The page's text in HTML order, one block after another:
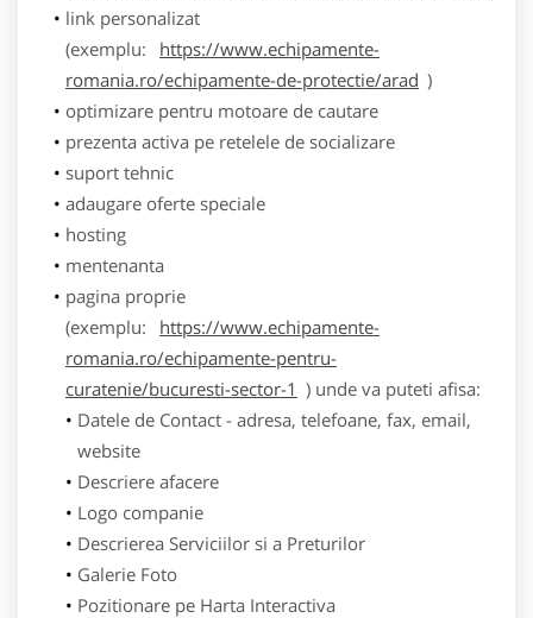
link personalizat
(exemplu:
https://www.echipamente-
romania.ro/echipamente-de-protectie/arad )
optimizare pentru motoare de cautare
prezenta activa pe retelele de socializare
suport tehnic
adaugare oferte speciale
hosting
mentenanta
pagina proprie
(exemplu:
https://www.echipamente-
romania.ro/echipamente-pentru-
curatenie/bucuresti-sector-1 ) unde va puteti afisa:
Datele de Contact - adresa, telefoane, fax, email,
website
Descriere afacere
Logo companie
Descrierea Serviciilor si a Preturilor
Galerie Foto
Pozitionare pe Harta Interactiva